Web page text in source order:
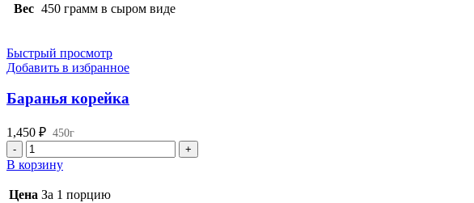
Вес 450 грамм в сыром виде
Быстрый просмотр
Добавить в избранное
⁠Баранья корейка
1,450 ₽ 450г
Количество
товара
⁠Баранья
корейка
В корзину
Цена За 1 порцию